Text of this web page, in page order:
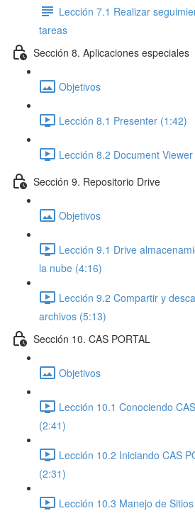
Lección 7.1 Realizar
tareas
Sección 8. Aplicaciones especiales
Objetivos
Lección 8.1 Presenter (1:42)
Lección 8.2 Document
Sección 9. Repositorio Drive
Objetivos
Lección 9.1 Drive
la nube (4:16)
Lección 9.2 Compartir y
archivos (5:13)
Sección 10. CAS PORTAL
Objetivos
Lección 10.1 Conociendo
(2:41)
Lección 10.2 Iniciando CAS
(2:31)
Lección 10.3 Manejo de